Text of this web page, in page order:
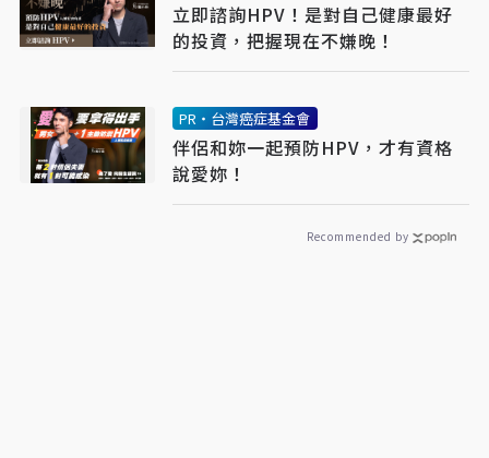
立即諮詢HPV！是對自己健康最好
的投資，把握現在不嫌晚！
PR・台灣癌症基金會
伴侶和妳一起預防HPV，才有資格
說愛妳！
Recommended by